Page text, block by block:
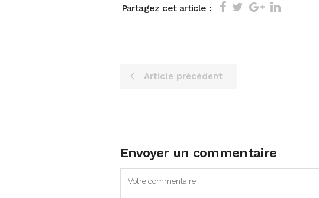
Partagez cet article :
Article précédent
Envoyer un commentaire